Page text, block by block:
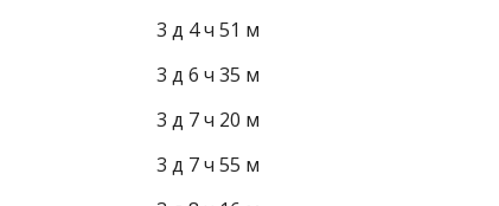
3 д 4 ч 51 м
3 д 6 ч 35 м
3 д 7 ч 20 м
3 д 7 ч 55 м